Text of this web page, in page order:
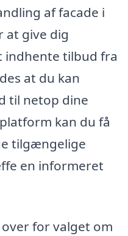
af facade i
at give dig
tilbud fra
at du kan
til netop dine
kan du få
tilgængelige
en informeret
for valget om